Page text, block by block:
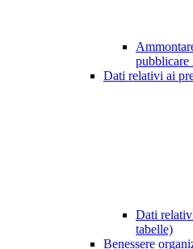
pubblicare
Dati relativi ai
Dati
tabelle)
Benessere